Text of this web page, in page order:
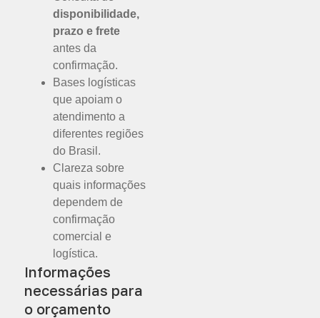
disponibilidade,
prazo e frete
antes da
confirmação.
Bases logísticas
que apoiam o
atendimento a
diferentes regiões
do Brasil.
Clareza sobre
quais informações
dependem de
confirmação
comercial e
logística.
Informações
necessárias para
o orçamento